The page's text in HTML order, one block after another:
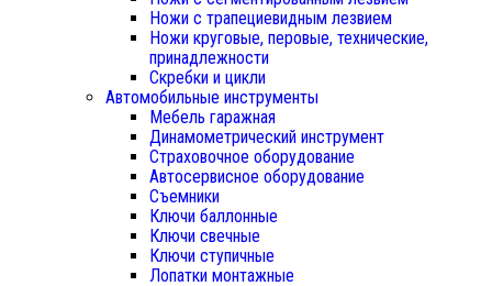
Ножи с трапециевидным лезвием
Ножи круговые, перовые, технические,
принадлежности
Скребки и цикли
Автомобильные инструменты
Мебель гаражная
Динамометрический инструмент
Страховочное оборудование
Автосервисное оборудование
Съемники
Ключи баллонные
Ключи свечные
Ключи ступичные
Лопатки монтажные